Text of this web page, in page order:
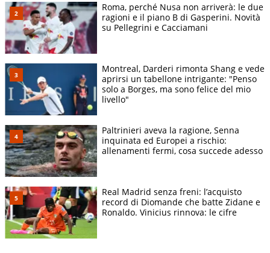
Roma, perché Nusa non arriverà: le due
ragioni e il piano B di Gasperini. Novità
su Pellegrini e Cacciamani
Montreal, Darderi rimonta Shang e vede
aprirsi un tabellone intrigante: "Penso
solo a Borges, ma sono felice del mio
livello"
Paltrinieri aveva la ragione, Senna
inquinata ed Europei a rischio:
allenamenti fermi, cosa succede adesso
Real Madrid senza freni: l’acquisto
record di Diomande che batte Zidane e
Ronaldo. Vinicius rinnova: le cifre